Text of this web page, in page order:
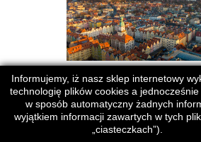
OBRAZ
Jelenia Góra - miasto z widokiem
Informujemy, iż nasz sklep internetowy
technologię plików cookies a
w sposób automatyczny żadnych
wyjątkiem informacji zawartych w tych
„ciasteczkach”).